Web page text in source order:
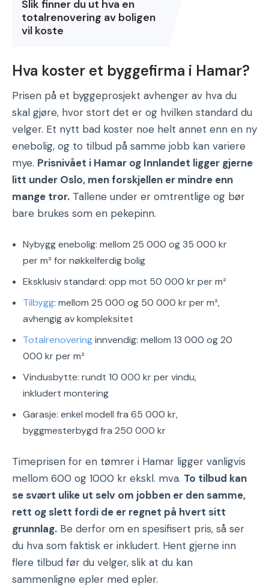
Slik finner du ut hva en
totalrenovering av boligen
vil koste
Hva koster et byggefirma i Hamar?
Prisen på et byggeprosjekt avhenger av hva du
skal gjøre, hvor stort det er og hvilken standard du
velger. Et nytt bad koster noe helt annet enn en ny
enebolig, og to tilbud på samme jobb kan variere
mye. Prisnivået i Hamar og Innlandet ligger gjerne
litt under Oslo, men forskjellen er mindre enn
mange tror. Tallene under er omtrentlige og bør
bare brukes som en pekepinn.
Nybygg enebolig: mellom 25 000 og 35 000 kr
per m² for nøkkelferdig bolig
Eksklusiv standard: opp mot 50 000 kr per m²
Tilbygg: mellom 25 000 og 50 000 kr per m²,
avhengig av kompleksitet
Totalrenoveringinnvendig: mellom 13 000 og 20
000 kr per m²
Vindusbytte: rundt 10 000 kr per vindu,
inkludert montering
Garasje: enkel modell fra 65 000 kr,
byggmesterbygd fra 250 000 kr
Timeprisen for en tømrer i Hamar ligger vanligvis
mellom 600 og 1000 kr ekskl. mva. To tilbud kan
se svært ulike ut selv om jobben er den samme,
rett og slett fordi de er regnet på hvert sitt
grunnlag. Be derfor om en spesifisert pris, så ser
du hva som faktisk er inkludert. Hent gjerne inn
flere tilbud før du velger, slik at du kan
sammenligne epler med epler.